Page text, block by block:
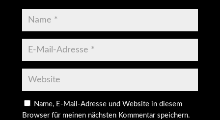
Name, E-Mail-Adresse und Website in diesem
Browser für meinen nächsten Kommentar speichern.